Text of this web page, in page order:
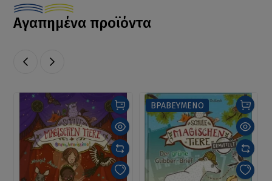
Αγαπημένα προϊόντα
ΒΡΑΒΕΥΜΕΝΟ